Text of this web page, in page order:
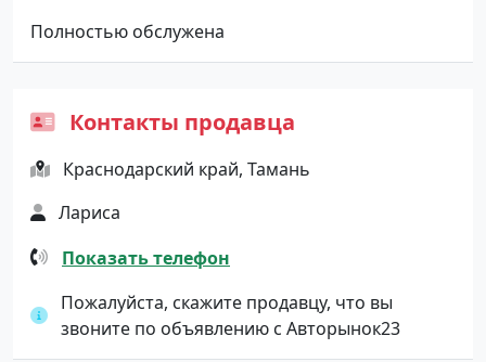
Полностью обслужена
Контакты продавца
Краснодарский край, Тамань
Лариса
Показать телефон
Пожалуйста, скажите продавцу, что вы
звоните по объявлению с Авторынок23